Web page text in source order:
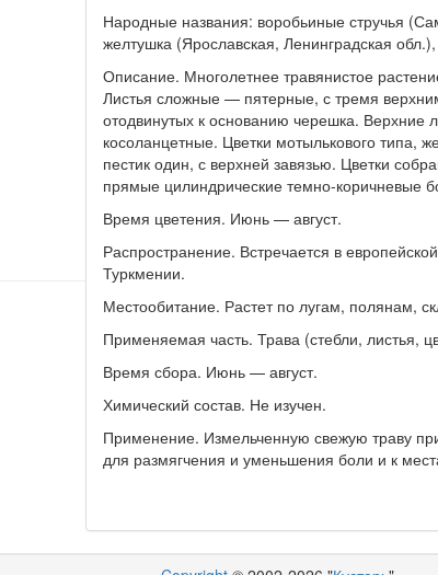
Народные названия: воробьиные стручья
желтушка (Ярославская, Ленинградская
Описание. Многолетнее травянистое
Листья сложные — пятерные, с тремя
отодвинутых к основанию черешка. Верхние
косоланцетные. Цветки мотылькового типа,
пестик один, с верхней завязью. Цветки
прямые цилиндрические темно-коричневые
Время цветения. Июнь — август.
Распространение. Встречается в
Туркмении.
Местообитание. Растет по лугам, полянам,
Применяемая часть. Трава (стебли, листья,
Время сбора. Июнь — август.
Химический состав. Не изучен.
Применение. Измельченную свежую траву
для размягчения и уменьшения боли и к